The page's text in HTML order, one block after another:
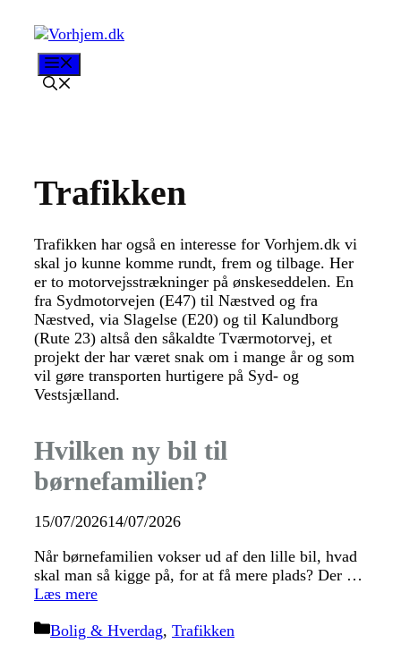
indhold
Trafikken
Trafikken har også en interesse for Vorhjem.dk vi
skal jo kunne komme rundt, frem og tilbage. Her
er to motorvejsstrækninger på ønskeseddelen. En
fra Sydmotorvejen (E47) til Næstved og fra
Næstved, via Slagelse (E20) og til Kalundborg
(Rute 23) altså den såkaldte Tværmotorvej, et
projekt der har været snak om i mange år og som
vil gøre transporten hurtigere på Syd- og
Vestsjælland.
Hvilken ny bil til
børnefamilien?
15/07/202614/07/2026
Når børnefamilien vokser ud af den lille bil, hvad
skal man så kigge på, for at få mere plads? Der …
Læs mere
Kategorier
Bolig & Hverdag, Trafikken